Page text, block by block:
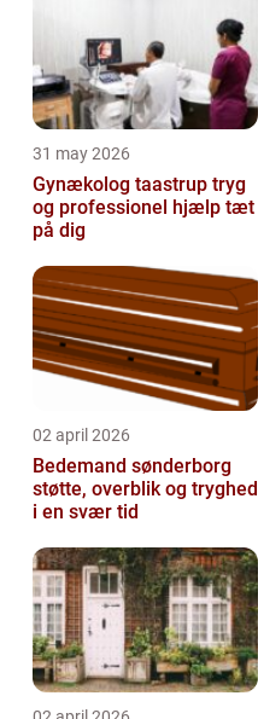
31 may 2026
Gynækolog taastrup tryg
og professionel hjælp tæt
på dig
02 april 2026
Bedemand sønderborg
støtte, overblik og tryghed
i en svær tid